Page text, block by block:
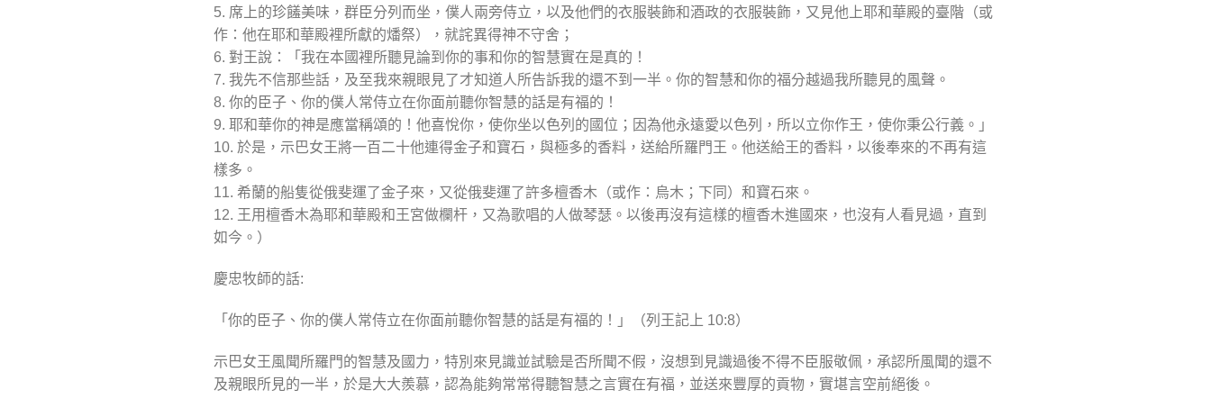
5. 席上的珍饈美味，群臣分列而坐，僕人兩旁侍立，以及他們的衣服裝飾和酒政的衣服裝飾，又見他上耶和華殿的臺階（或
作：他在耶和華殿裡所獻的燔祭），就詫異得神不守舍；
6. 對王說：「我在本國裡所聽見論到你的事和你的智慧實在是真的！
7. 我先不信那些話，及至我來親眼見了才知道人所告訴我的還不到一半。你的智慧和你的福分越過我所聽見的風聲。
8. 你的臣子、你的僕人常侍立在你面前聽你智慧的話是有福的！
9. 耶和華你的神是應當稱頌的！他喜悅你，使你坐以色列的國位；因為他永遠愛以色列，所以立你作王，使你秉公行義。」
10. 於是，示巴女王將一百二十他連得金子和寶石，與極多的香料，送給所羅門王。他送給王的香料，以後奉來的不再有這
樣多。
11. 希蘭的船隻從俄斐運了金子來，又從俄斐運了許多檀香木（或作：烏木；下同）和寶石來。
12. 王用檀香木為耶和華殿和王宮做欄杆，又為歌唱的人做琴瑟。以後再沒有這樣的檀香木進國來，也沒有人看見過，直到
如今。）
慶忠牧師的話:
「你的臣子、你的僕人常侍立在你面前聽你智慧的話是有福的！」（列王記上 10:8）
示巴女王風聞所羅門的智慧及國力，特別來見識並試驗是否所聞不假，沒想到見識過後不得不臣服敬佩，承認所風聞的還不
及親眼所見的一半，於是大大羨慕，認為能夠常常得聽智慧之言實在有福，並送來豐厚的貢物，實堪言空前絕後。